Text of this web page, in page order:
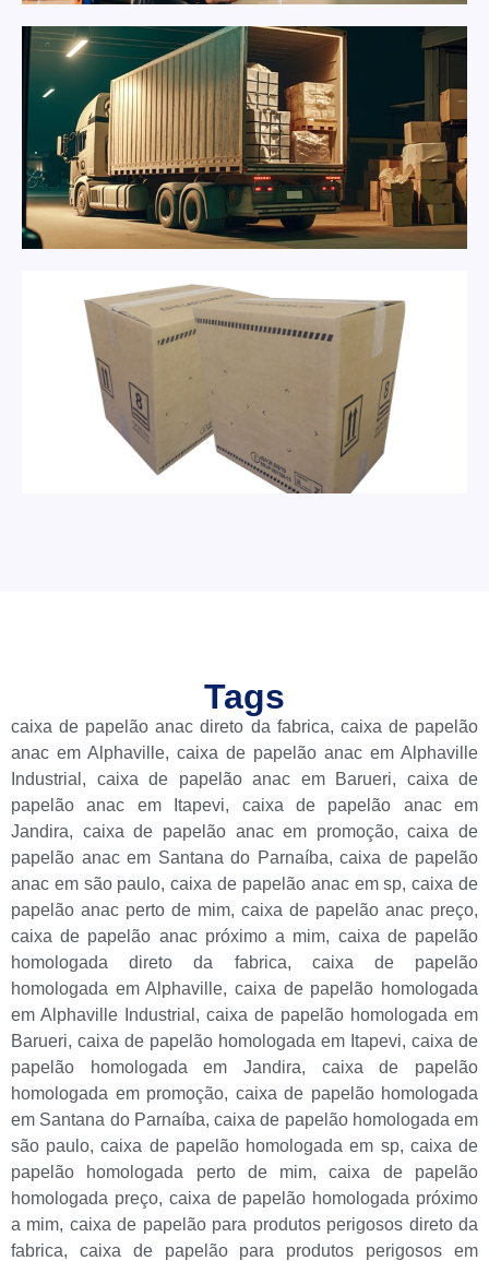
Tags
caixa de papelão anac direto da fabrica, caixa de papelão
anac em Alphaville, caixa de papelão anac em Alphaville
Industrial , caixa de papelão anac em Barueri, caixa de
papelão anac em Itapevi, caixa de papelão anac em
Jandira, caixa de papelão anac em promoção,caixa de
papelão anac em Santana do Parnaíba, caixa de papelão
anac em são paulo,caixa de papelão anac em sp,caixa de
papelão anac perto de mim, caixa de papelão anac preço,
caixa de papelão anac próximo a mim, caixa de papelão
homologada direto da fabrica, caixa de papelão
homologada em Alphaville,caixa de papelão homologada
em Alphaville Industrial , caixa de papelão homologada em
Barueri, caixa de papelão homologada em Itapevi, caixa de
papelão homologada em Jandira, caixa de papelão
homologada em promoção, caixa de papelão homologada
em Santana do Parnaíba, caixa de papelão homologada em
são paulo,caixa de papelão homologada em sp, caixa de
papelão homologada perto de mim,caixa de papelão
homologada preço, caixa de papelão homologada próximo
a mim, caixa de papelão para produtos perigosos direto da
fabrica, caixa de papelão para produtos perigosos em